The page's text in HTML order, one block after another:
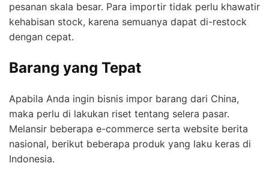
pesanan skala besar. Para importir tidak perlu khawatir
kehabisan stock, karena semuanya dapat di-restock
dengan cepat.
Barang yang Tepat
Apabila Anda ingin bisnis impor barang dari China,
maka perlu di lakukan riset tentang selera pasar.
Melansir beberapa e-commerce serta website berita
nasional, berikut beberapa produk yang laku keras di
Indonesia.